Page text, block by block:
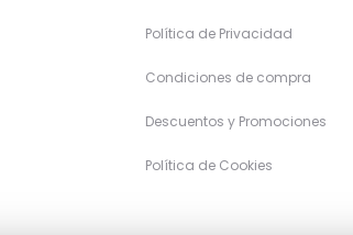
Política de Privacidad
Condiciones de compra
Descuentos y Promociones
Política de Cookies